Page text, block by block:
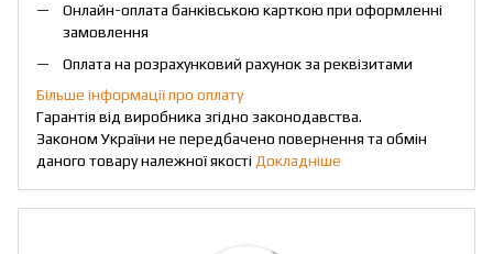
Онлайн-оплата банківською карткою при оформленні
замовлення
Оплата на розрахунковий рахунок за реквізитами
Більше інформації про оплату
Гарантія від виробника згідно законодавства.
Законом України не передбачено повернення та обмін
даного товару належної якості Докладніше